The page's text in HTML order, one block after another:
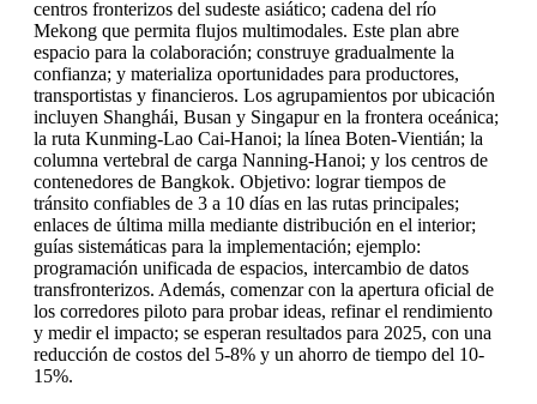
centros fronterizos del sudeste asiático; cadena del río
Mekong que permita flujos multimodales. Este plan abre
espacio para la colaboración; construye gradualmente la
confianza; y materializa oportunidades para productores,
transportistas y financieros. Los agrupamientos por ubicación
incluyen Shanghái, Busan y Singapur en la frontera oceánica;
la ruta Kunming-Lao Cai-Hanoi; la línea Boten-Vientián; la
columna vertebral de carga Nanning-Hanoi; y los centros de
contenedores de Bangkok. Objetivo: lograr tiempos de
tránsito confiables de 3 a 10 días en las rutas principales;
enlaces de última milla mediante distribución en el interior;
guías sistemáticas para la implementación; ejemplo:
programación unificada de espacios, intercambio de datos
transfronterizos. Además, comenzar con la apertura oficial de
los corredores piloto para probar ideas, refinar el rendimiento
y medir el impacto; se esperan resultados para 2025, con una
reducción de costos del 5-8% y un ahorro de tiempo del 10-
15%.